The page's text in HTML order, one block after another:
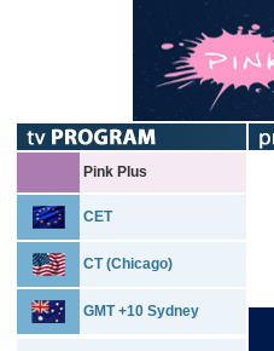
Pink Plus
CET
CT (Chicago)
GMT +10 Sydney